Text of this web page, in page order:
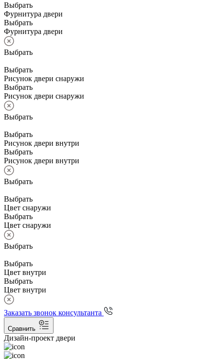
Выбрать
Фурнитура двери
Выбрать
Фурнитура двери
Выбрать
Выбрать
Рисунок двери снаружи
Выбрать
Рисунок двери снаружи
Выбрать
Выбрать
Рисунок двери внутри
Выбрать
Рисунок двери внутри
Выбрать
Выбрать
Цвет снаружи
Выбрать
Цвет снаружи
Выбрать
Выбрать
Цвет внутри
Выбрать
Цвет внутри
Заказать звонок консультанта
Сравнить
Дизайн-проект двери